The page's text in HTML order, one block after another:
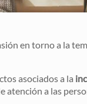
en torno a la
asociados a la
atención a las